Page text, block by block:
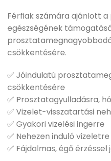
Férfiak számára ajánlott
egészségének
csökkentésére.
✅ Jóindulatú
csökkentésére
✅ Prosztatagyulladásra,
✅ Vizelet-visszatartási
✅ Gyakori vizelési ingerre
✅ Nehezen induló vizeletre
✅ Fájdalmas, égő